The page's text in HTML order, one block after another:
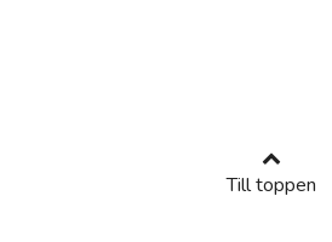
Till toppen